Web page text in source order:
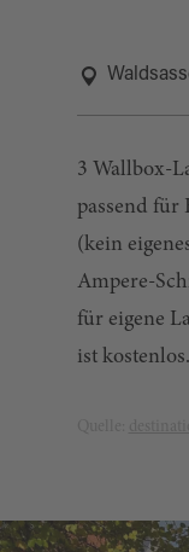
3 Wallbox-
passend für
(kein
Ampere-
für eigene
ist kostenlos.